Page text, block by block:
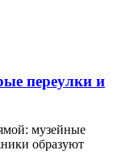
переулки и
музейные
образуют